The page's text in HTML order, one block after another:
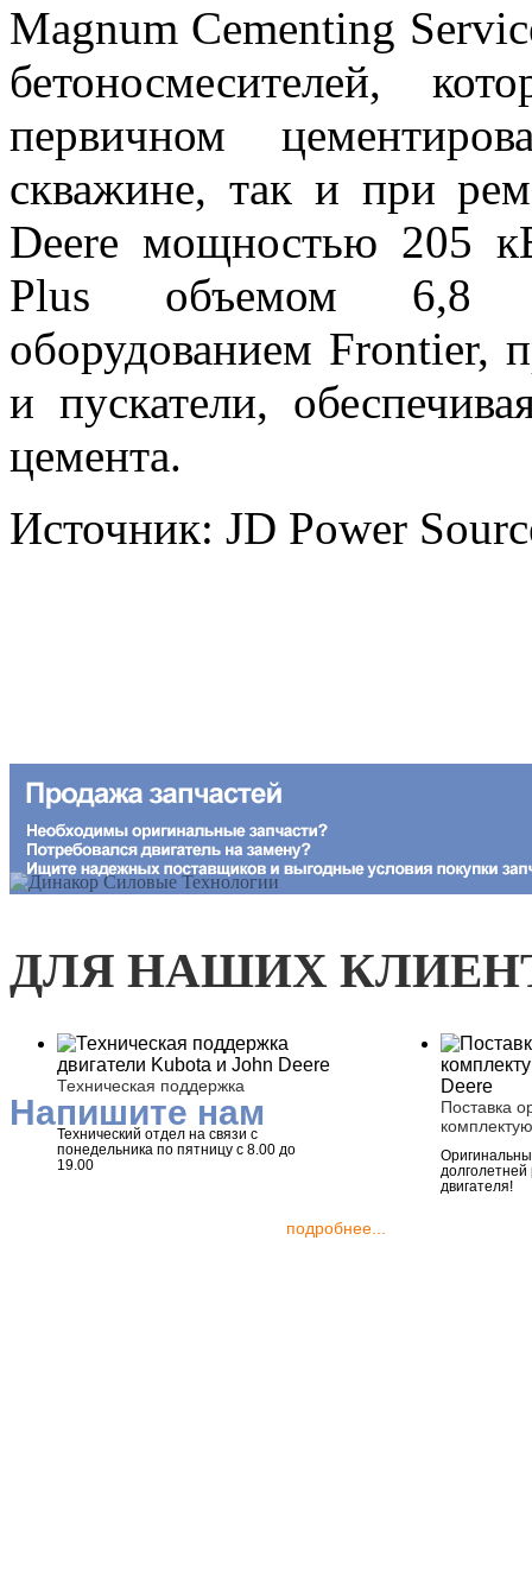
Magnum Cementing
бетоносмесителей,
первичном
скважине, так и при
Deere мощностью 205
Plus объемом 6,8
оборудованием Frontier,
и пускатели,
цемента.
Источник: JD Power
ДЛЯ НАШИХ
Техническая поддержка
Технический отдел на связи с
понедельника по пятницу с 8.00 до
19.00
подробнее...
Поставка
двигателя!
Напишите нам